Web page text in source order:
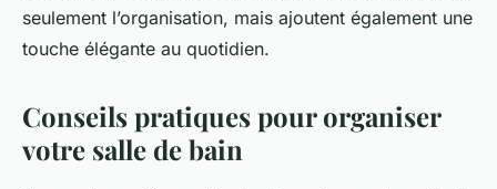
seulement l’organisation, mais ajoutent également une
touche élégante au quotidien.
Conseils pratiques pour organiser
votre salle de bain